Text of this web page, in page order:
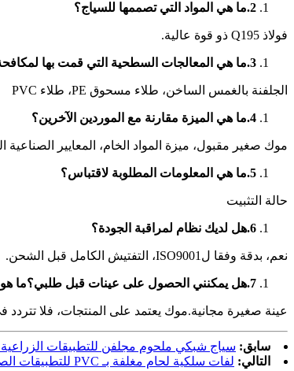
2. ما هي المواد التي تصممها للسياج؟
فولاذ Q195 ذو قوة عالية.
3. ما هي المعالجات السطحية التي قمت بها
الجلفنة بالغمس الساخن، طلاء مسحوق PE، طلاء PVC
4. ما هي الميزة مقارنة مع الموردين الآخرين؟
موك صغير مقبول، ميزة المواد الخام، المعايير الصناعية
5. ما هي المعلومات المطلوبة لاقتباس؟
حالة التثبيت
6. هل لديك نظام لمراقبة الجودة؟
نعم، بدقة وفقا لISO9001، التفتيش الكامل قبل الشحن.
7. هل يمكنني الحصول على عينات قبل طلبي؟ما هو
عينة صغيرة مجانية.موك يعتمد على المنتجات، فلا
سابق: سياج شبكي ملحوم مجلفن للتطبيقات الزراعية
التالي: لفات سلكية لحام مغلفة بـ PVC للتطبيقات الصناعية والزراعية